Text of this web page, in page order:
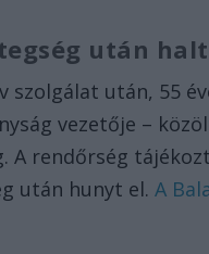
után
szolgálat után, 55
vezetője –
A rendőrség
után hunyt el.A